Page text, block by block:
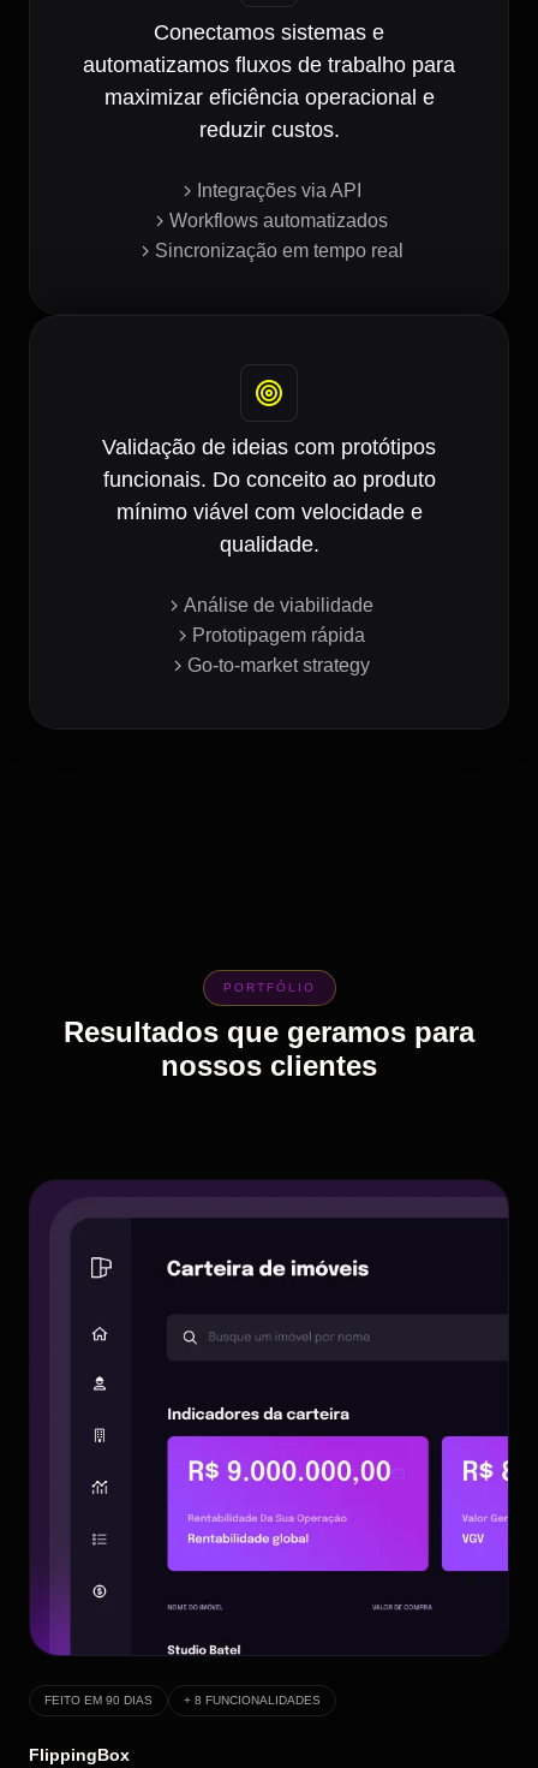
Conectamos sistemas e
automatizamos fluxos de trabalho para
maximizar eficiência operacional e
reduzir custos.
Integrações via API
Workflows automatizados
Sincronização em tempo real
Validação de ideias com protótipos
funcionais. Do conceito ao produto
mínimo viável com velocidade e
qualidade.
Análise de viabilidade
Prototipagem rápida
Go-to-market strategy
PORTFÓLIO
Resultados que geramos para
nossos clientes
FEITO EM 90 DIAS + 8 FUNCIONALIDADES
FlippingBox